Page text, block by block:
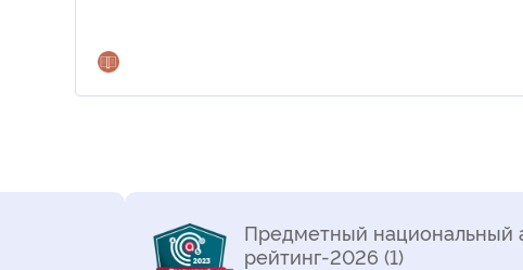
Предметный национальный
рейтинг-2026 (1)